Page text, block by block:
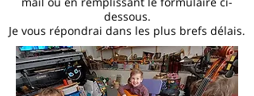
dessous.
Je vous répondrai dans les plus brefs délais.